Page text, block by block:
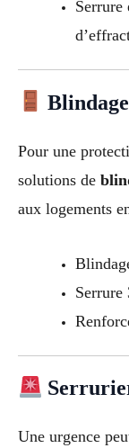
Serrure
Pour une
solutions de
aux logements
Serrure
Une urgence